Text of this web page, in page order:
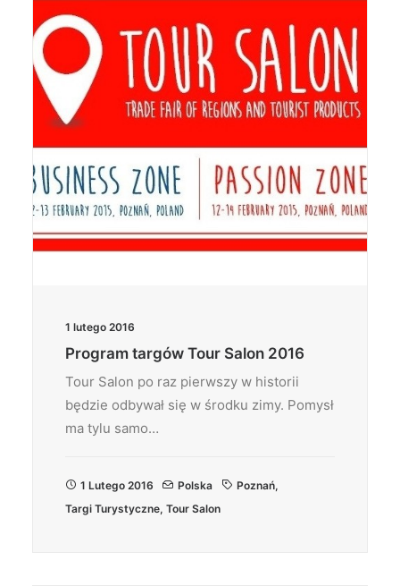
Wyszukiwanie
1 lutego 2016
Program targów Tour Salon 2016
Tour Salon po raz pierwszy w historii
będzie odbywał się w środku zimy. Pomysł
ma tylu samo…
1 Lutego 2016 Polska Poznań,
Targi Turystyczne, Tour Salon